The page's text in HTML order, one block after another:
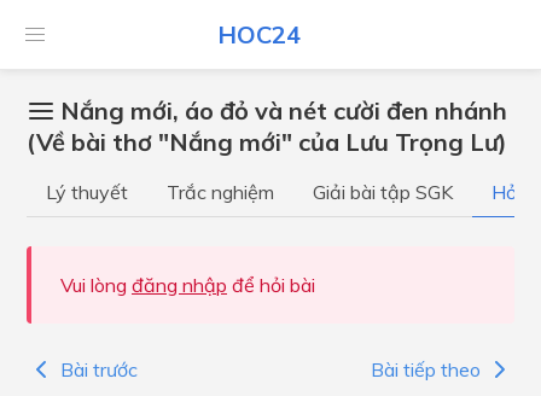
HOC24
Nắng mới, áo đỏ và nét cười đen nhánh
(Về bài thơ "Nắng mới" của Lưu Trọng Lư)
Lý thuyết Trắc nghiệm Giải bài tập SGK Hỏi
Vui lòng đăng nhập để hỏi bài
Bài trước Bài tiếp theo